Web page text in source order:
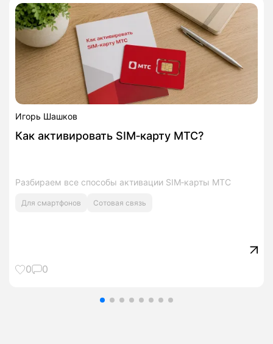
Игорь Шашков
Как активировать SIM‑карту МТС?
Разбираем все способы активации SIM‑карты МТС
Для смартфонов Сотовая связь
0 0